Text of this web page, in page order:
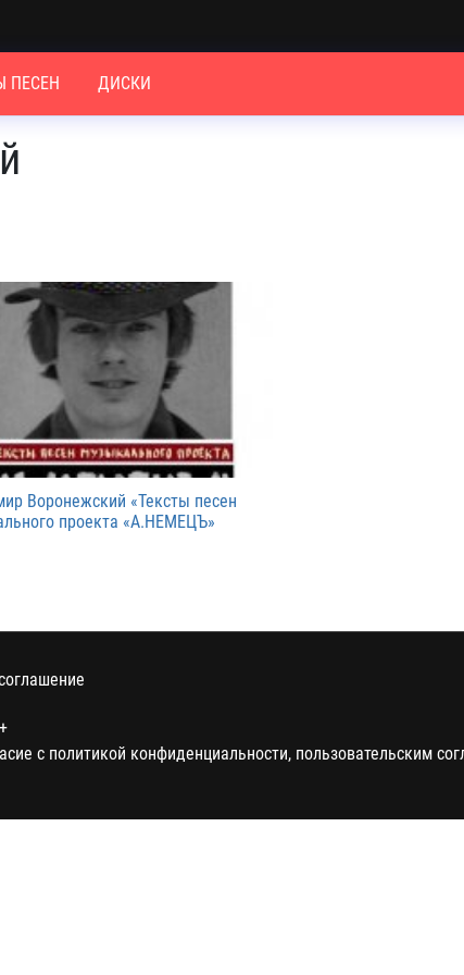
ПЕСЕН ДИСКИ
Воронежский «Тексты песен
проекта «А.НЕМЕЦЪ»
с политикой конфиденциальности, пользовательским